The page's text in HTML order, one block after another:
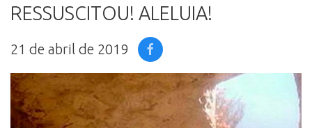
RESSUSCITOU! ALELUIA!
21 de abril de 2019